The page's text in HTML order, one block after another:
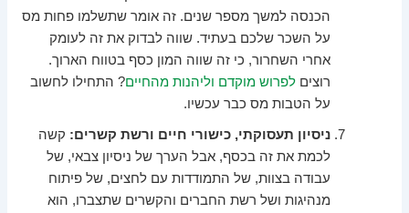
הכנסה למשך מספר שנים. זה אומר שתשלמו פחות מס
על השכר שלכם בעתיד. שווה לבדוק את זה לעומק
אחרי השחרור, כי זה שווה המון כסף בטווח הארוך.
רוציםלפרוש מוקדם וליהנות מהחיים? התחילו לחשוב
על הטבות מס כבר עכשיו.
ניסיון תעסוקתי, כישורי חיים ורשת קשרים: קשה
לכמת את זה בכסף, אבל הערך של ניסיון צבאי, של
עבודה בצוות, של התמודדות עם לחצים, של פיתוח
מנהיגות ושל רשת החברים והקשרים שתצברו, הוא